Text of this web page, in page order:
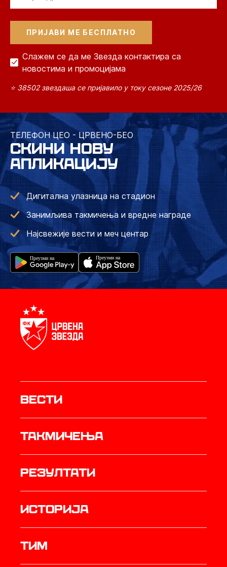
Слажем се да ме Звезда контактира са
новостима и промоцијама
⭐ 38502 звездаша се пријавило у току сезоне 2025/26
ТЕЛЕФОН ЦЕО - ЦРВЕНО-БЕО
СКИНИ НОВУ
АПЛИКАЦИЈУ
Дигитална улазница на стадион
Занимљива такмичења и вредне награде
Најсвежије вести и меч центар
Вести
Такмичења
резултати
историја
ТИМ